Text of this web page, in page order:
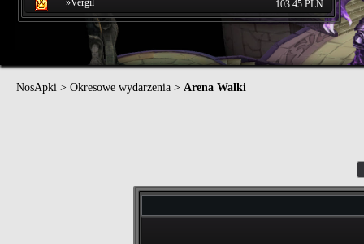
103.45 PLN
NosApki > Okresowe wydarzenia > Arena Walki